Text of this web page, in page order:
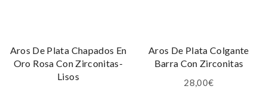
Aros De Plata Chapados En
Oro Rosa Con Zirconitas-
Lisos
Aros De Plata Colgante
Barra Con Zirconitas
28,00€